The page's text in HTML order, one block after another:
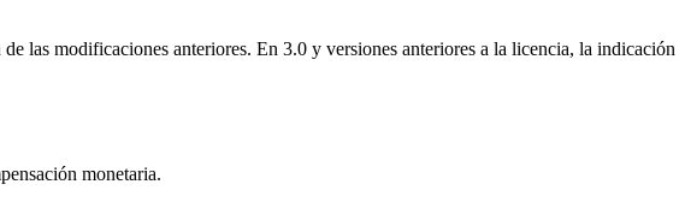
las modificaciones anteriores. En 3.0 y versiones anteriores a la licencia, la indicación
monetaria.